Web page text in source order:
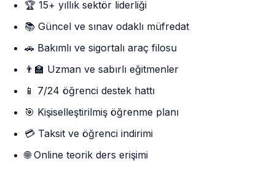
🏆 15+ yıllık sektör liderliği
📚 Güncel ve sınav odaklı müfredat
🚗 Bakımlı ve sigortalı araç filosu
👨‍🏫 Uzman ve sabırlı eğitmenler
📱 7/24 öğrenci destek hattı
🎯 Kişiselleştirilmiş öğrenme planı
💳 Taksit ve öğrenci indirimi
🌐 Online teorik ders erişimi